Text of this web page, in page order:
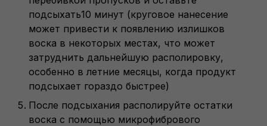
подсыхать10 минут (круговое нанесение
может привести к появлению излишков
воска в некоторых местах, что может
затруднить дальнейшую располировку,
особенно в летние месяцы, когда продукт
подсыхает гораздо быстрее)
После подсыхания располируйте остатки
воска с помощью микрофибрового